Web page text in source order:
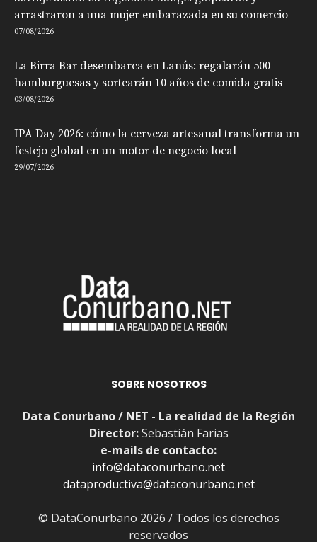
arrastraron a una mujer embarazada en su comercio
07/08/2026
La Birra Bar desembarca en Lanús: regalarán 500
hamburguesas y sortearán 10 años de comida gratis
03/08/2026
IPA Day 2026: cómo la cerveza artesanal transforma un
festejo global en un motor de negocio local
29/07/2026
SOBRE NOSOTROS
Data Conurbano / NET - La realidad de la Región
Director:Sebastián Farias
e-mails de contacto:
info@dataconurbano.net
dataproductiva@dataconurbano.net
© DataConurbano 2026 / Todos los derechos
reservados